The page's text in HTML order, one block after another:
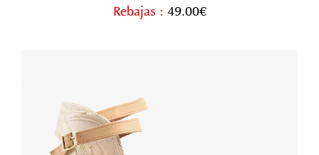
Rebajas : 49.00€